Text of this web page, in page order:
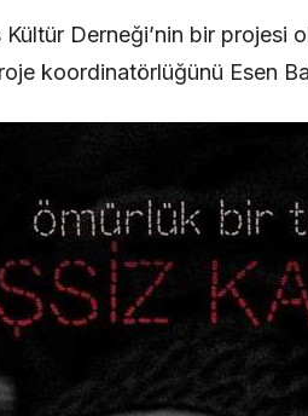
Derneği’nin bir projesi
koordinatörlüğünü Esen